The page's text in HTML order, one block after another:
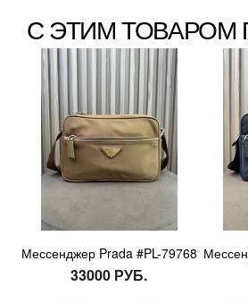
С ЭТИМ ТОВАРОМ
Мессенджер Prada #PL-79768
33000 РУБ.